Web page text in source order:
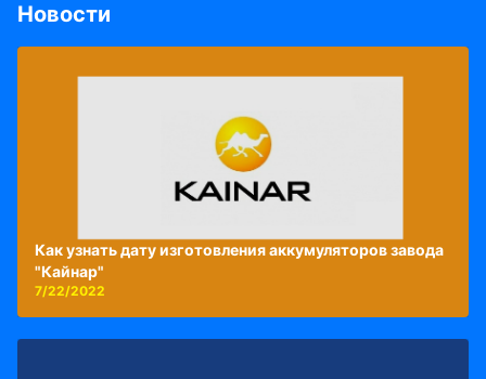
Новости
Как узнать дату изготовления аккумуляторов завода
"Кайнар"
7/22/2022